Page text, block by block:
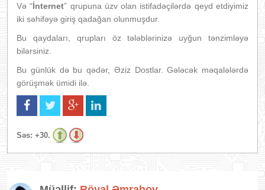
Və “İnternet” qrupuna üzv olan istifadəçilərdə qeyd etdiyimiz
iki səhifəyə giriş qadağan olunmuşdur.
Bu qaydaları, qrupları öz tələblərinizə uyğun tənzimləyə
bilərsiniz.
Bu günlük də bu qədər, Əziz Dostlar. Gələcək məqalələrdə
görüşmək ümidi ilə.
Səs: +30.